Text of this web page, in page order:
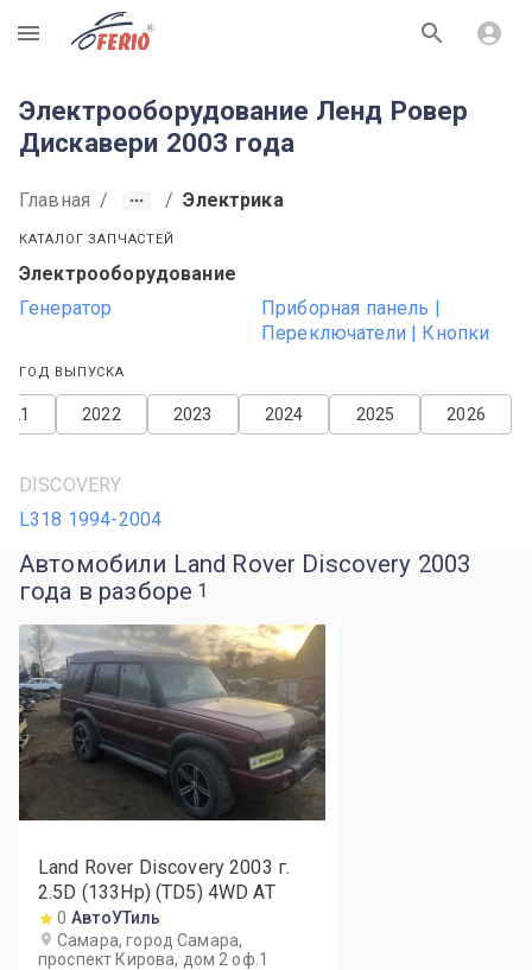
R
Электрооборудование Ленд Ровер
Дискавери 2003 года
Главная / / Электрика
КАТАЛОГ ЗАПЧАСТЕЙ
Электрооборудование
Генератор
Приборная панель |
Переключатели | Кнопки
ГОД ВЫПУСКА
2026
2025
2024
2023
2022
DISCOVERY
L318 1994-2004
Автомобили Land Rover Discovery 2003
года в разборе 1
Land Rover Discovery 2003 г.
2.5D (133Hp) (TD5) 4WD AT
0 АвтоУТиль
Самара, город Самара,
проспект Кирова, дом 2 оф.1